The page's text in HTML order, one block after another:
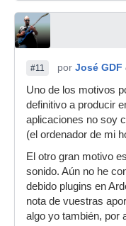
#11 por José GDF
Uno de los motivos
definitivo a producir
aplicaciones no soy
(el ordenador de mi
El otro gran motivo
sonido. Aún no he
debido plugins en
nota de vuestras
algo yo también, por